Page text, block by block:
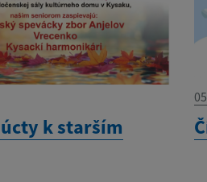
k starším